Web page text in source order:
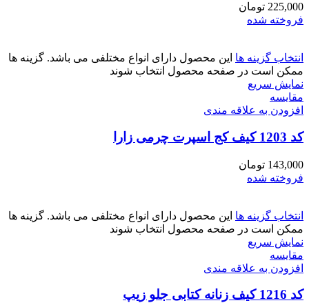
225,000 تومان
فروخته شده
انتخاب گزینه ها این محصول دارای انواع مختلفی می باشد. گزینه ها
ممکن است در صفحه محصول انتخاب شوند
نمایش سریع
مقايسه
افزودن به علاقه مندی
کد 1203 کیف کج اسپرت چرمی زارا
143,000 تومان
فروخته شده
انتخاب گزینه ها این محصول دارای انواع مختلفی می باشد. گزینه ها
ممکن است در صفحه محصول انتخاب شوند
نمایش سریع
مقايسه
افزودن به علاقه مندی
کد 1216 کیف زنانه کتابی جلو زیپ